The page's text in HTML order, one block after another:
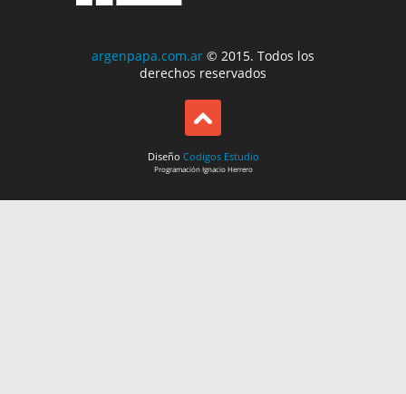
argenpapa.com.ar © 2015. Todos los
derechos reservados
Diseño Codigos Estudio
ProgramaciónIgnacio Herrero